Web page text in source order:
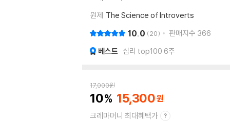
원제 The Science of Introverts
10.0 20 판매지수 366
베스트 심리 top100 6주
17,000원
10 15,300
크레마머니 최대혜택가